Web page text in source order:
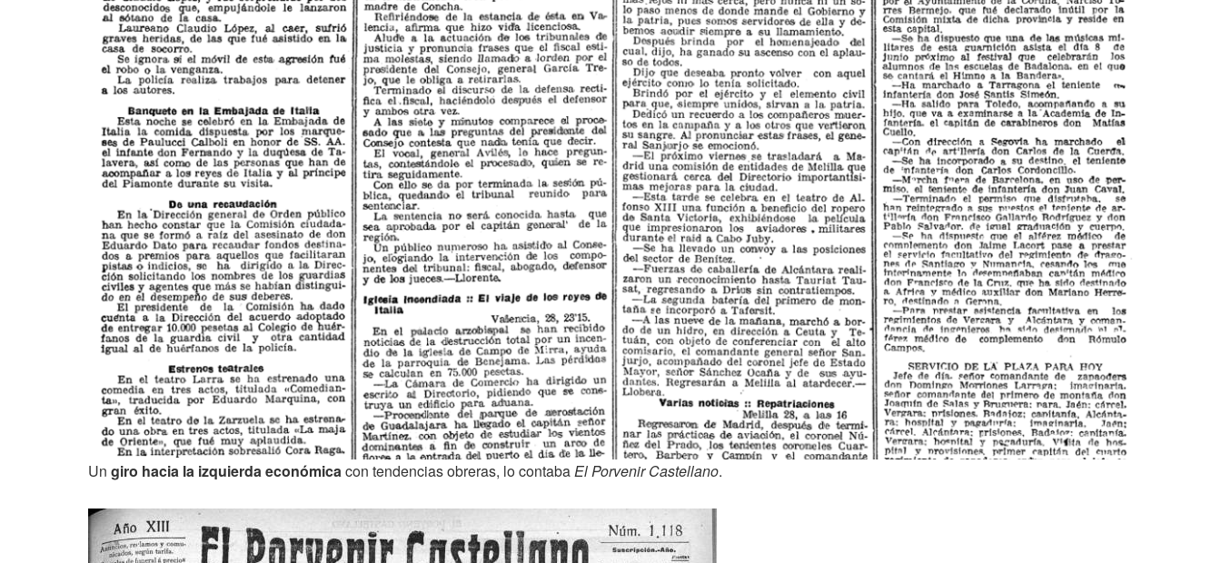
Un giro hacia la izquierda económicacon tendencias obreras, lo contabaEl Porvenir Castellano.